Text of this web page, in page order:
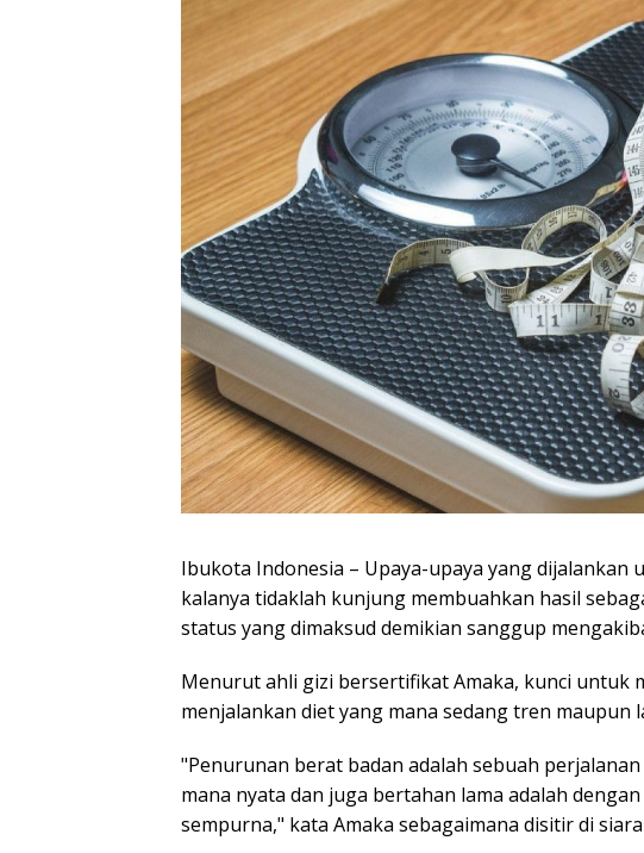
Ibukota Indonesia – Upaya-upaya yang dijalankan
kalanya tidaklah kunjung membuahkan hasil
status yang dimaksud demikian sanggup
Menurut ahli gizi bersertifikat Amaka, kunci untuk
menjalankan diet yang mana sedang tren
"Penurunan berat badan adalah sebuah
mana nyata dan juga bertahan lama adalah
sempurna," kata Amaka sebagaimana disitir di